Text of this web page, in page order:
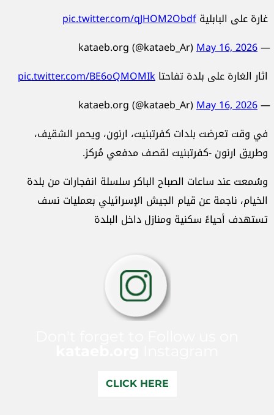
غارة على البابليةpic.twitter.com/qJHOM2Obdf
— kataeb.org (@kataeb_Ar)
May 16, 2026
اثار الغارة على بلدة تفاحتاpic.twitter.com/BE6oQMOMIk
— kataeb.org (@kataeb_Ar)
May 16, 2026
في وقت تعرضت بلدات كفرتبنيت، ارنون، ويحمر الشقيف،
وطريق ارنون -كفرتبنيت لقصف مدفعي مُركز.
وسُمعت عند ساعات الصباح الباكر سلسلة انفجارات من بلدة
الخيام، ناجمة عن قيام الجيش الإسرائيلي بعمليات نسف
تستهدف أحياءً سكنية ومنازل داخل البلدة
CLICK HERE